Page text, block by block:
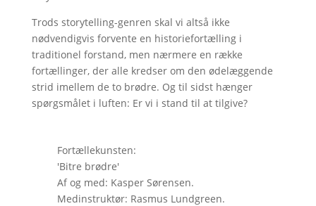
Trods storytelling-genren skal vi altså ikke
nødvendigvis forvente en historiefortælling i
traditionel forstand, men nærmere en række
fortællinger, der alle kredser om den ødelæggende
strid imellem de to brødre. Og til sidst hænger
spørgsmålet i luften: Er vi i stand til at tilgive?
Fortællekunsten:
'Bitre brødre'
Af og med: Kasper Sørensen.
Medinstruktør: Rasmus Lundgreen.